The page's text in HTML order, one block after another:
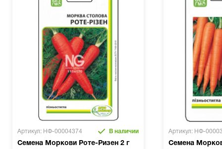
Артикул: НФ-00004374 В наличии
Семена Моркови Роте-Ризен 2 г
Артикул: НФ-
Семена